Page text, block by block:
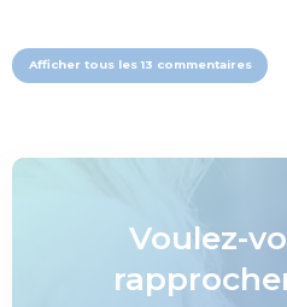
Afficher tous les 13 commentaires
Voulez-